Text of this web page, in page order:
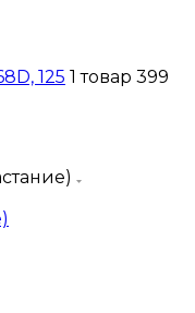
125 1 товар 399